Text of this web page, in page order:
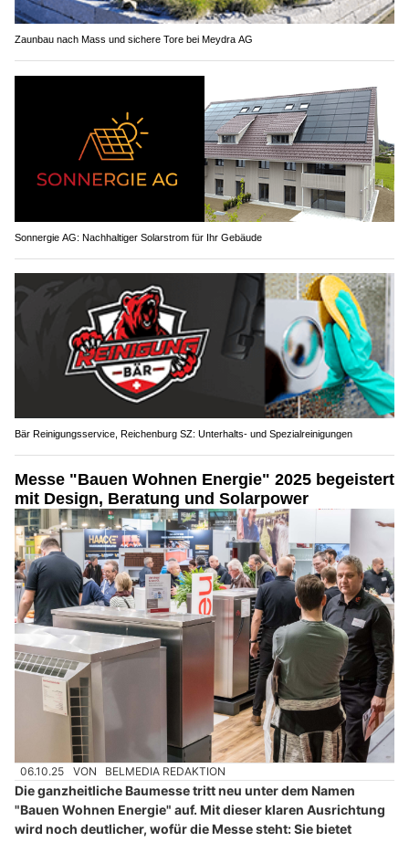
Zaunbau nach Mass und sichere Tore bei Meydra AG
Sonnergie AG: Nachhaltiger Solarstrom für Ihr Gebäude
Bär Reinigungsservice, Reichenburg SZ: Unterhalts- und Spezialreinigungen
Messe "Bauen Wohnen Energie" 2025 begeistert
mit Design, Beratung und Solarpower
06.10.25 VON BELMEDIA REDAKTION
Die ganzheitliche Baumesse tritt neu unter dem Namen
"Bauen Wohnen Energie" auf. Mit dieser klaren Ausrichtung
wird noch deutlicher, wofür die Messe steht: Sie bietet